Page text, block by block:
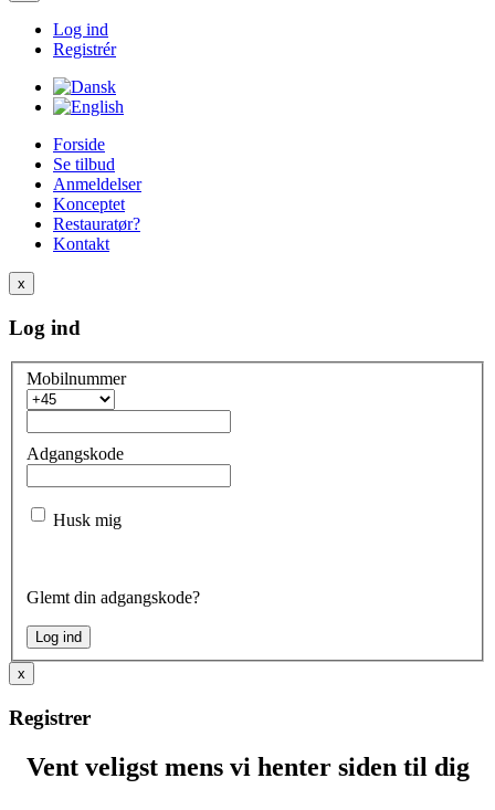
Log ind
Registrér
Forside
Se tilbud
Anmeldelser
Konceptet
Restauratør?
Kontakt
x
Log ind
Mobilnummer
Adgangskode
Husk mig
Glemt din adgangskode?
x
Registrer
Vent veligst mens vi henter siden til dig